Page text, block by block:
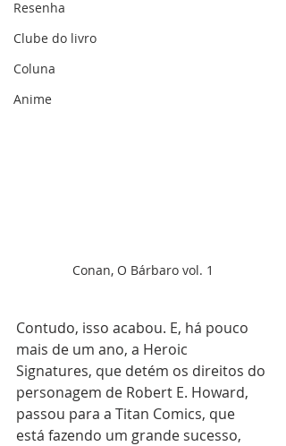
Resenha
Clube do livro
Coluna
Anime
Conan, O Bárbaro vol. 1
Contudo, isso acabou. E, há pouco
mais de um ano, a Heroic
Signatures, que detém os direitos do
personagem de Robert E. Howard,
passou para a Titan Comics, que
está fazendo um grande sucesso,